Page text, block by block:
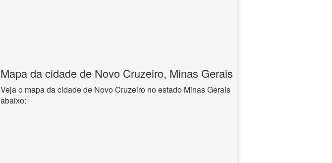
Mapa da cidade de Novo Cruzeiro, Minas Gerais
Veja o mapa da cidade de Novo Cruzeiro no estado Minas Gerais
abaixo: